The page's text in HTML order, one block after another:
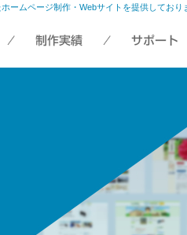
ームページ制作・Webサイトを提供しており